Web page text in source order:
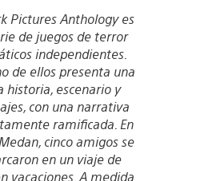
Pictures Anthology es
de juegos de terror
independientes.
de ellos presenta una
historia, escenario y
con una narrativa
ramificada. En
cinco amigos se
en un viaje de
vacaciones. A medida